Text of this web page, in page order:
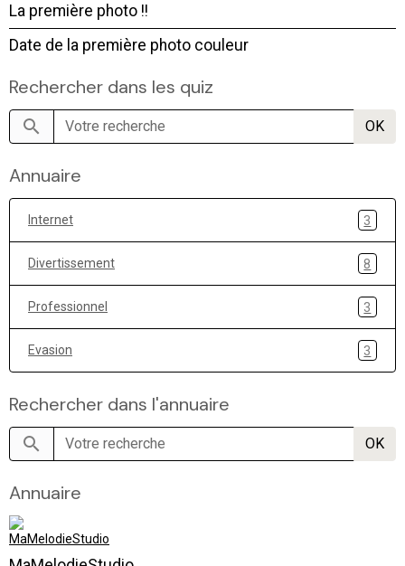
La première photo !!
Date de la première photo couleur
Rechercher dans les quiz
OK
Annuaire
Internet 3
Divertissement 8
Professionnel 3
Evasion 3
Rechercher dans l'annuaire
OK
Annuaire